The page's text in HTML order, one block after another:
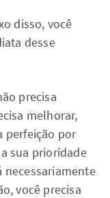
disso, você
desse
precisa
melhorar,
perfeição por
sua prioridade
necessariamente
você precisa